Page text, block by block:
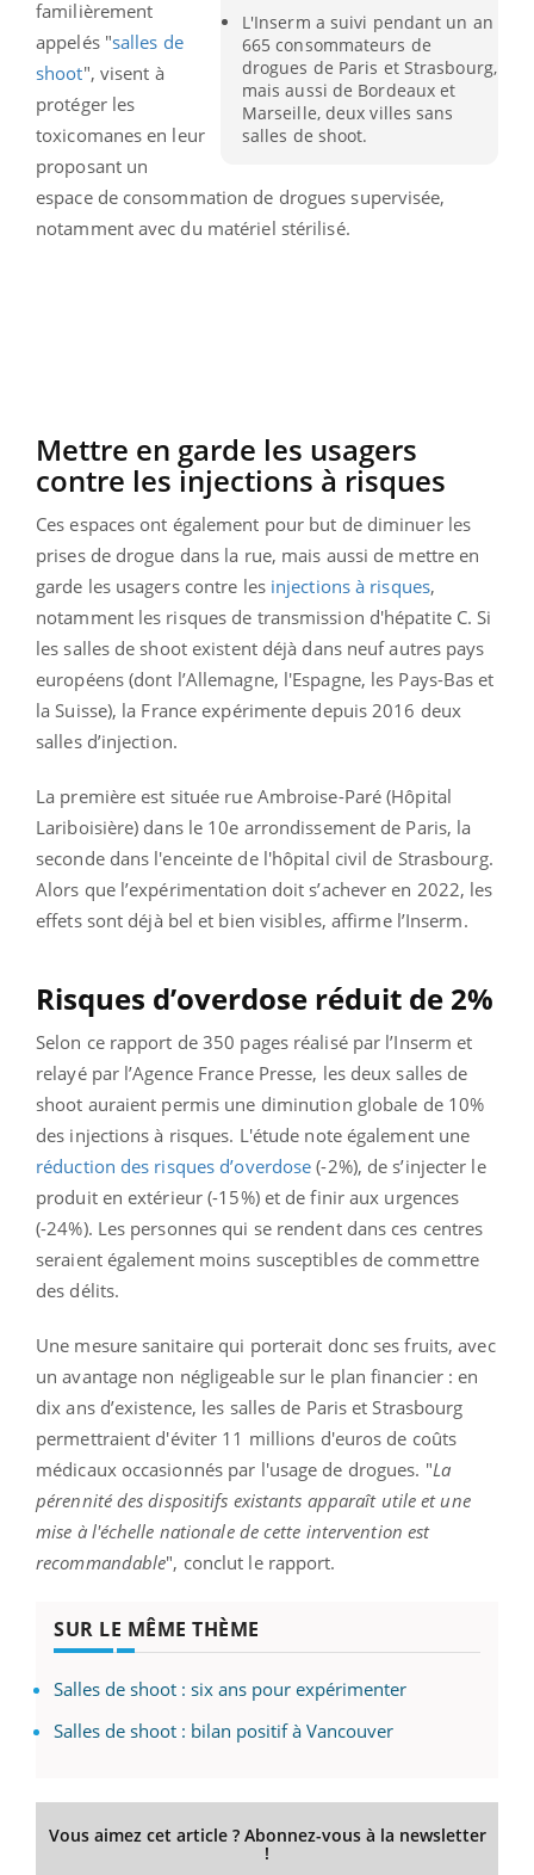
L'Inserm a suivi pendant un an
665 consommateurs de
drogues de Paris et Strasbourg,
mais aussi de Bordeaux et
Marseille, deux villes sans
salles de shoot.
familièrement
appelés "salles de
shoot", visent à
protéger les
toxicomanes en leur
proposant un
espace de consommation de drogues supervisée,
notamment avec du matériel stérilisé.
Mettre en garde les usagers
contre les injections à risques
Ces espaces ont également pour but de diminuer les
prises de drogue dans la rue, mais aussi de mettre en
garde les usagers contre les injections à risques,
notamment les risques de transmission d'hépatite C. Si
les salles de shoot existent déjà dans neuf autres pays
européens (dont l’Allemagne, l'Espagne, les Pays-Bas et
la Suisse), la France expérimente depuis 2016 deux
salles d’injection.
La première est située rue Ambroise-Paré (Hôpital
Lariboisière) dans le 10e arrondissement de Paris, la
seconde dans l'enceinte de l'hôpital civil de Strasbourg.
Alors que l’expérimentation doit s’achever en 2022, les
effets sont déjà bel et bien visibles, affirme l’Inserm.
Risques d’overdose réduit de 2%
Selon ce rapport de 350 pages réalisé par l’Inserm et
relayé par l’Agence France Presse, les deux salles de
shoot auraient permis une diminution globale de 10%
des injections à risques. L'étude note également une
réduction des risques d’overdose (-2%), de s’injecter le
produit en extérieur (-15%) et de finir aux urgences
(-24%). Les personnes qui se rendent dans ces centres
seraient également moins susceptibles de commettre
des délits.
Une mesure sanitaire qui porterait donc ses fruits, avec
un avantage non négligeable sur le plan financier : en
dix ans d’existence, les salles de Paris et Strasbourg
permettraient d'éviter 11 millions d'euros de coûts
médicaux occasionnés par l'usage de drogues. "La
pérennité des dispositifs existants apparaît utile et une
mise à l'échelle nationale de cette intervention est
recommandable", conclut le rapport.
SUR LE MÊME THÈME
Salles de shoot : six ans pour expérimenter
Salles de shoot : bilan positif à Vancouver
Vous aimez cet article ? Abonnez-vous à la newsletter
!